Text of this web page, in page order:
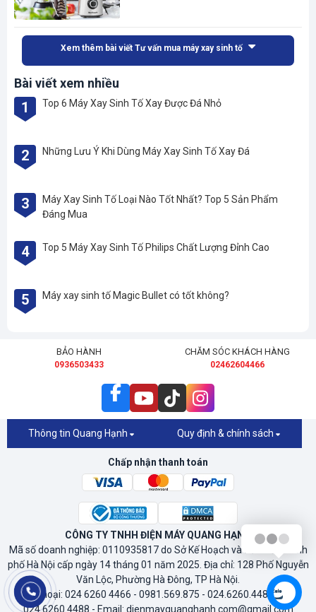
Xem thêm bài viết Tư vấn mua máy xay sinh tố
Bài viết xem nhiều
1 Top 6 Máy Xay Sinh Tố Xay Được Đá Nhỏ
2 Những Lưu Ý Khi Dùng Máy Xay Sinh Tố Xay Đá
3
Máy Xay Sinh Tố Loại Nào Tốt Nhất? Top 5 Sản Phẩm
Đáng Mua
4 Top 5 Máy Xay Sinh Tố Philips Chất Lượng Đỉnh Cao
5 Máy xay sinh tố Magic Bullet có tốt không?
BẢO HÀNH
0936503433
CHĂM SÓC KHÁCH HÀNG
02462604466
Thông tin Quang Hạnh Quy định & chính sách
Chấp nhận thanh toán
CÔNG TY TNHH ĐIỆN MÁY QUANG HẠNH
Mã số doanh nghiệp: 0110935817 do Sở Kế Hoạch và Đầu Tư Thành
phố Hà Nội cấp ngày 14 tháng 01 năm 2025. Địa chỉ: 128 Phố Nguyễn
Văn Lộc, Phường Hà Đông, TP Hà Nội.
Điện thoại: 024 6260 4466 - 0981.569.875 - 024.6260.4488 - Fax:
024.6260.4488 - Email: dienmayquanghanh.com@gmail.com
Xin chào!